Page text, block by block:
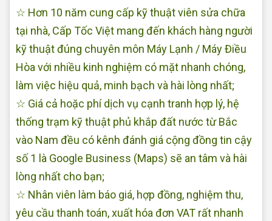
☆ Hơn 10 năm cung cấp kỹ thuật viên sửa chữa
tại nhà, Cấp Tốc Việt mang đến khách hàng người
kỹ thuật đúng chuyên môn Máy Lạnh / Máy Điều
Hòa với nhiều kinh nghiệm có mặt nhanh chóng,
làm việc hiệu quả, minh bạch và hài lòng nhất;
☆ Giá cả hoặc phí dịch vụ cạnh tranh hợp lý, hệ
thống trạm kỹ thuật phủ khắp đất nước từ Bắc
vào Nam đều có kênh đánh giá cộng đồng tin cậy
số 1 là Google Business (Maps) sẽ an tâm và hài
lòng nhất cho bạn;
☆ Nhân viên làm báo giá, hợp đồng, nghiệm thu,
yêu cầu thanh toán, xuất hóa đơn VAT rất nhanh